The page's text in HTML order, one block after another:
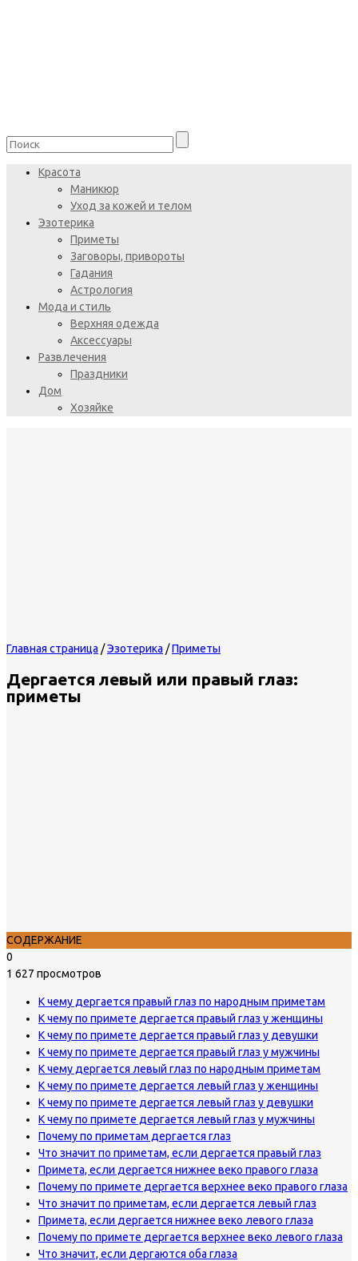
Красота
Маникюр
Уход за кожей и телом
Эзотерика
Приметы
Заговоры, привороты
Гадания
Астрология
Мода и стиль
Верхняя одежда
Аксессуары
Развлечения
Праздники
Дом
Хозяйке
Главная страница /Эзотерика /Приметы
Дергается левый или правый глаз:
приметы
СОДЕРЖАНИЕ
0
1 627 просмотров
К чему дергается правый глаз по народным приметам
К чему по примете дергается правый глаз у женщины
К чему по примете дергается правый глаз у девушки
К чему по примете дергается правый глаз у мужчины
К чему дергается левый глаз по народным приметам
К чему по примете дергается левый глаз у женщины
К чему по примете дергается левый глаз у девушки
К чему по примете дергается левый глаз у мужчины
Почему по приметам дергается глаз
Что значит по приметам, если дергается правый глаз
Примета, если дергается нижнее веко правого глаза
Почему по примете дергается верхнее веко правого глаза
Что значит по приметам, если дергается левый глаз
Примета, если дергается нижнее веко левого глаза
Почему по примете дергается верхнее веко левого глаза
Что значит, если дергаются оба глаза